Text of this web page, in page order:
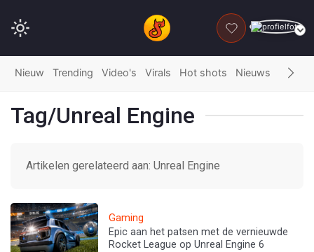
DONEER
Nieuw Trending Video's Virals Hot shots Nieuws Fails
Tag/Unreal Engine
Artikelen gerelateerd aan: Unreal Engine
Gaming
Epic aan het patsen met de vernieuwde
Rocket League op Unreal Engine 6